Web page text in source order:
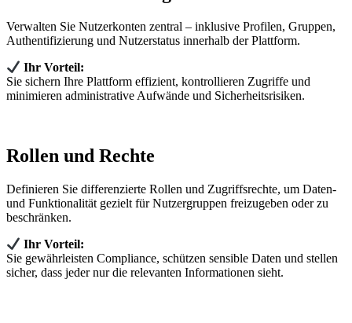
Verwalten Sie Nutzerkonten zentral – inklusive Profilen, Gruppen,
Authentifizierung und Nutzerstatus innerhalb der Plattform.
Ihr Vorteil:
Sie sichern Ihre Plattform effizient, kontrollieren Zugriffe und
minimieren administrative Aufwände und Sicherheitsrisiken.
Rollen und Rechte
Definieren Sie differenzierte Rollen und Zugriffsrechte, um Daten‑
und Funktionalität gezielt für Nutzergruppen freizugeben oder zu
beschränken.
Ihr Vorteil:
Sie gewährleisten Compliance, schützen sensible Daten und stellen
sicher, dass jeder nur die relevanten Informationen sieht.